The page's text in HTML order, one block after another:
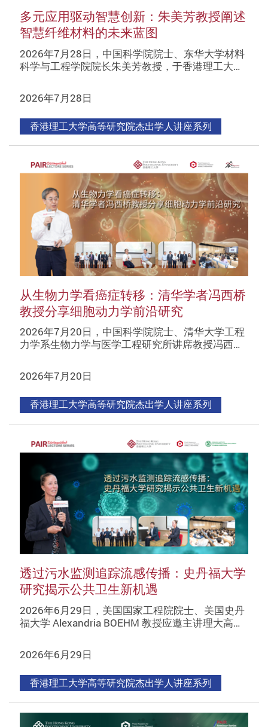
多元应用驱动智慧创新：朱美芳教授阐述
智慧纤维材料的未来蓝图
2026年7月28日，中国科学院院士、东华大学材料
科学与工程学院院长朱美芳教授，于香港理工大…
2026年7月28日
香港理工大学高等研究院杰出学人讲座系列
从生物力学看癌症转移：清华学者冯西桥
教授分享细胞动力学前沿研究
2026年7月20日，中国科学院院士、清华大学工程
力学系生物力学与医学工程研究所讲席教授冯西…
2026年7月20日
香港理工大学高等研究院杰出学人讲座系列
透过污水监测追踪流感传播：史丹福大学
研究揭示公共卫生新机遇
2026年6月29日，美国国家工程院院士、美国史丹
福大学 Alexandria BOEHM 教授应邀主讲理大高…
2026年6月29日
香港理工大学高等研究院杰出学人讲座系列